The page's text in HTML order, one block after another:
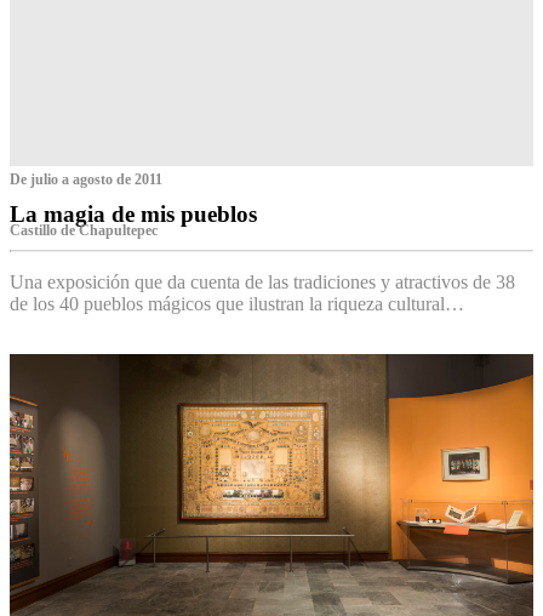
De julio a agosto de 2011
La magia de mis pueblos
Castillo de Chapultepec
Una exposición que da cuenta de las tradiciones y atractivos de 38
de los 40 pueblos mágicos que ilustran la riqueza cultural…